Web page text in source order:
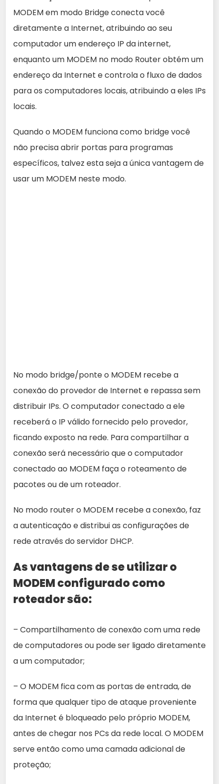
MODEM em modo Bridge conecta você
diretamente a Internet, atribuindo ao seu
computador um endereço IP da internet,
enquanto um MODEM no modo Router obtém um
endereço da Internet e controla o fluxo de dados
para os computadores locais, atribuindo a eles IPs
locais.
Quando o MODEM funciona como bridge você
não precisa abrir portas para programas
específicos, talvez esta seja a única vantagem de
usar um MODEM neste modo.
No modo bridge/ponte o MODEM recebe a
conexão do provedor de Internet e repassa sem
distribuir IPs. O computador conectado a ele
receberá o IP válido fornecido pelo provedor,
ficando exposto na rede. Para compartilhar a
conexão será necessário que o computador
conectado ao MODEM faça o roteamento de
pacotes ou de um roteador.
No modo router o MODEM recebe a conexão, faz
a autenticação e distribui as configurações de
rede através do servidor DHCP.
As vantagens de se utilizar o
MODEM configurado como
roteador são:
– Compartilhamento de conexão com uma rede
de computadores ou pode ser ligado diretamente
a um computador;
– O MODEM fica com as portas de entrada, de
forma que qualquer tipo de ataque proveniente
da Internet é bloqueado pelo próprio MODEM,
antes de chegar nos PCs da rede local. O MODEM
serve então como uma camada adicional de
proteção;